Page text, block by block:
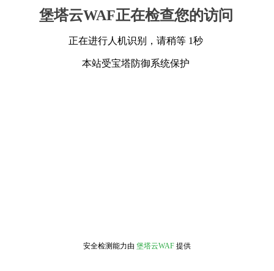
堡塔云WAF正在检查您的访问
正在进行人机识别，请稍等 1秒
本站受宝塔防御系统保护
安全检测能力由 堡塔云WAF 提供